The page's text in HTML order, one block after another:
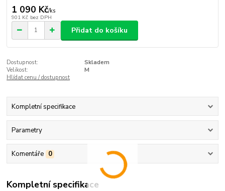
1 090 Kč/ks
901 Kč bez DPH
Přidat do košíku
Dostupnost:
Skladem
Velikost:
M
Hlídat cenu / dostupnost
Kompletní specifikace
Parametry
Komentáře 0
Kompletní specifikace